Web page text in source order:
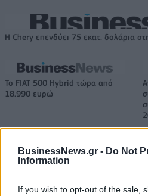
BusinessNews.gr - Do Not
Information
If you wish to opt-out of the sale,
Η Chery επενδύει 75 εκατ. δολάρια
Το FIAT 500 Hybrid τώρα από
18.990 ευρώ
18η συνεχόμενη χρονιά για τον ΟΤΕ